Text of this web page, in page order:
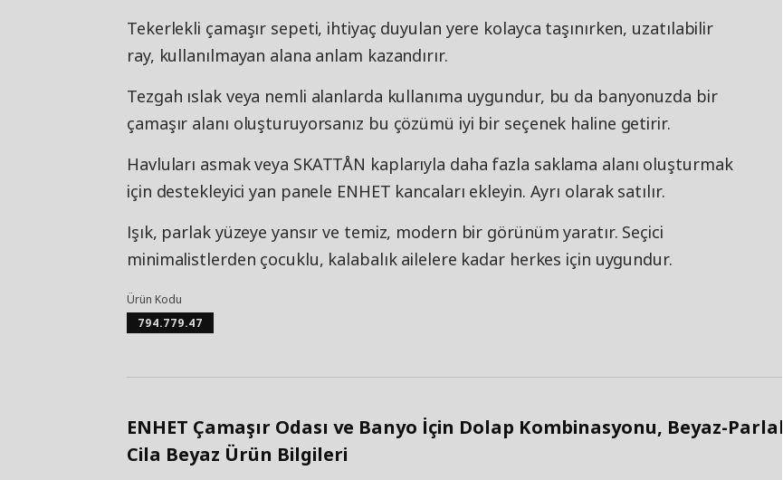
Tekerlekli çamaşır sepeti, ihtiyaç duyulan yere kolayca taşınırken, uzatılabilir
ray, kullanılmayan alana anlam kazandırır.
Tezgah ıslak veya nemli alanlarda kullanıma uygundur, bu da banyonuzda bir
çamaşır alanı oluşturuyorsanız bu çözümü iyi bir seçenek haline getirir.
Havluları asmak veya SKATTÅN kaplarıyla daha fazla saklama alanı oluşturmak
için destekleyici yan panele ENHET kancaları ekleyin. Ayrı olarak satılır.
Işık, parlak yüzeye yansır ve temiz, modern bir görünüm yaratır. Seçici
minimalistlerden çocuklu, kalabalık ailelere kadar herkes için uygundur.
Ürün Kodu
794.779.47
ENHET Çamaşır Odası ve Banyo İçin Dolap Kombinasyonu, Beyaz-Parlak
Cila Beyaz Ürün Bilgileri